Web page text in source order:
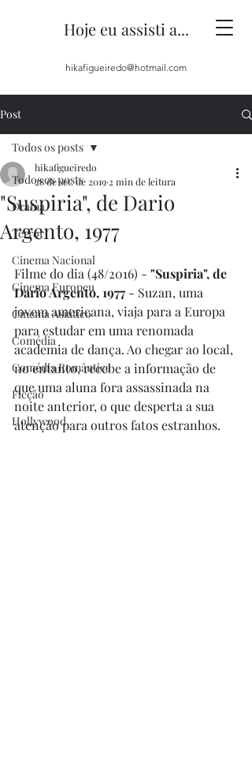
Hoje eu assisti a...
hikafigueiredo@hotmail.com
Post
Todos os posts
Drama
Terror
Cinema Nacional
Cinema Europeu
Cinema Asiático
Comédia
Comédia Romântica
Ficção
Hollywood
Todos os posts
"Suspiria", de Dario
Argento, 1977
hikafigueiredo
28 de set. de 2019 2 min de leitura
Filme do dia (48/2016) - "Suspiria", de
Dario Argento, 1977 - Suzan, uma
jovem americana, viaja para a Europa
para estudar em uma renomada
academia de dança. Ao chegar ao local,
no entanto, recebe a informação de
que uma aluna fora assassinada na
noite anterior, o que desperta a sua
atenção para outros fatos estranhos.